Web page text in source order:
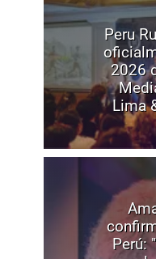
Peru
2026
Lima
Perú: